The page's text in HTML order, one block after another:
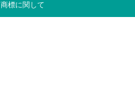
商標に関して